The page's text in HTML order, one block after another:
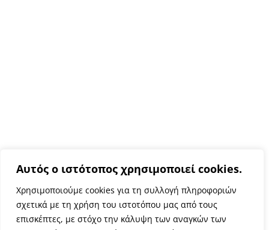
Αυτός ο ιστότοπος χρησιμοποιεί cookies.
Χρησιμοποιούμε cookies για τη συλλογή πληροφοριών
σχετικά με τη χρήση του ιστοτόπου μας από τους
επισκέπτες, με στόχο την κάλυψη των αναγκών των